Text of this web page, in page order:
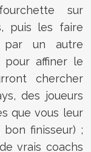
sur
puis les faire
par un autre
pour affiner le
chercher
des joueurs
que vous leur
finisseur) ;
vrais coachs